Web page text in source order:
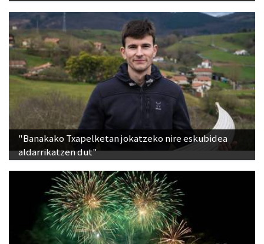
"Banakako Txapelketan jokatzeko nire eskubidea
aldarrikatzen dut"